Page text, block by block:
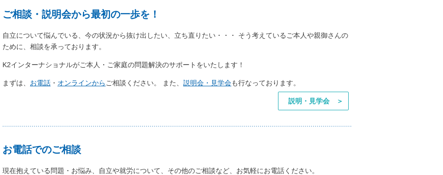
ご相談・説明会から最初の一歩を！
自立について悩んでいる、今の状況から抜け出したい、立ち直りたい・・・ そう考えているご本人や親御さんの
ために、相談を承っております。
K2インターナショナルがご本人・ご家庭の問題解決のサポートをいたします！
まずは、 お電話 ・ オンラインから ご相談ください。 また、 説明会・見学会も行なっております。
説明・見学会 ＞
お電話でのご相談
現在抱えている問題・お悩み、自立や就労について、その他のご相談など、お気軽にお電話ください。